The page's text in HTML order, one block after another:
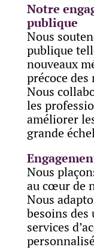
Notre
publique
Nous
publique
nouveaux
précoce
Nous
les
améliorer
grande
Nous
au cœur de
Nous
besoins
services